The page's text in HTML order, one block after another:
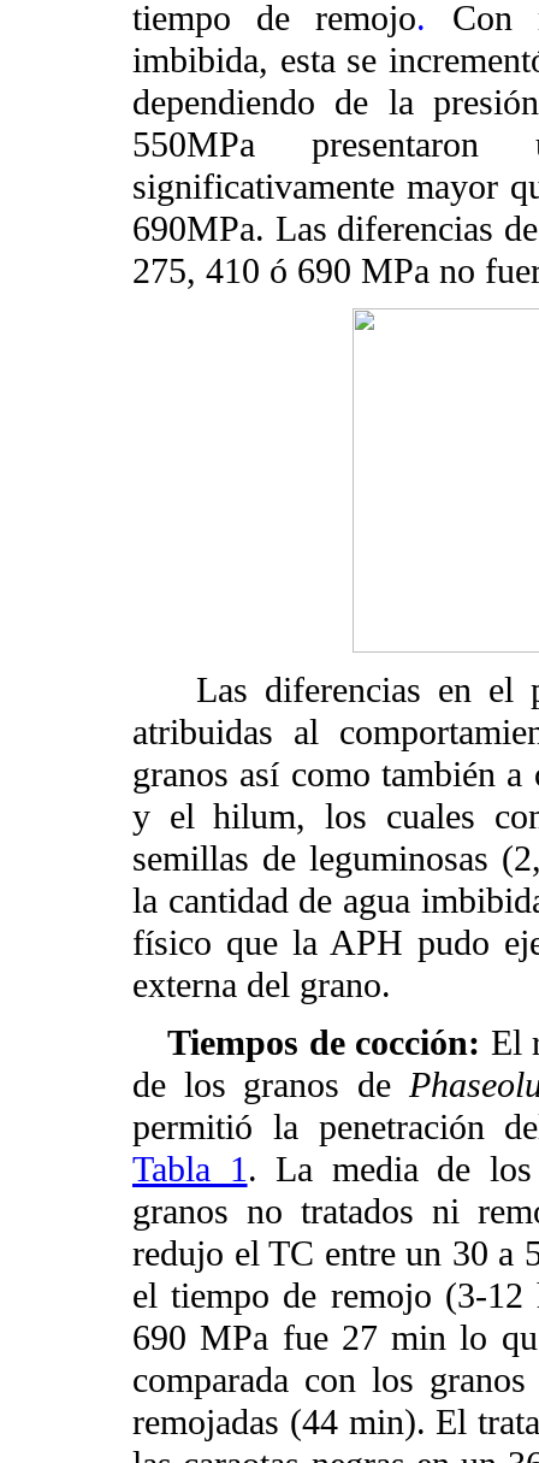
tiempo de remojo. Con
imbibida, esta se
dependiendo de la
550MPa
significativamente mayor
690MPa. Las diferencias
275, 410 ó 690 MPa no
Las diferencias en el
atribuidas al
granos así como también
y el hilum, los cuales
semillas de leguminosas
la cantidad de agua
físico que la APH pudo
externa del grano.
Tiempos de cocción: El
de los granos de
permitió la penetración
Tabla 1 . La media de
granos no tratados ni
redujo el TC entre un 30 a
el tiempo de remojo (3-
690 MPa fue 27 min lo
comparada con los
remojadas (44 min). El